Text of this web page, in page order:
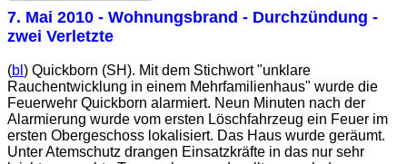
7. Mai 2010 - Wohnungsbrand - Durchzündung -
zwei Verletzte
(bl ) Quickborn (SH). Mit dem Stichwort "unklare
Rauchentwicklung in einem Mehrfamilienhaus" wurde die
Feuerwehr Quickborn alarmiert. Neun Minuten nach der
Alarmierung wurde vom ersten Löschfahrzeug ein Feuer im
ersten Obergeschoss lokalisiert. Das Haus wurde geräumt.
Unter Atemschutz drangen Einsatzkräfte in das nur sehr